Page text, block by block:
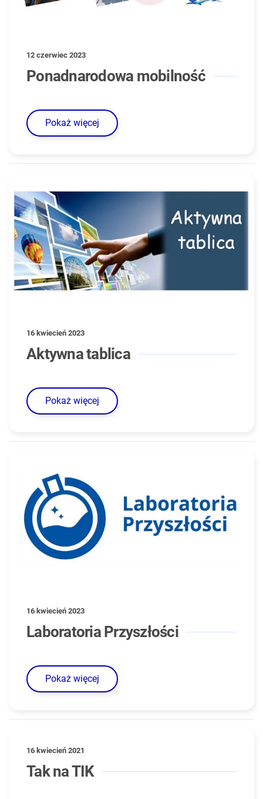
12 czerwiec 2023
Ponadnarodowa mobilność
Pokaż więcej
16 kwiecień 2023
Aktywna tablica
Pokaż więcej
16 kwiecień 2023
Laboratoria Przyszłości
Pokaż więcej
16 kwiecień 2021
Tak na TIK